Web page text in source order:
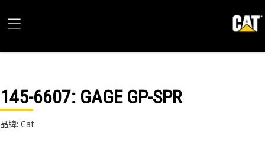
145-6607: GAGE GP-SPR
品牌: Cat